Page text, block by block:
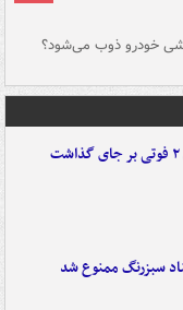
خودرو ذوب می‌شود؟
سبزرنگ ممنوع شد